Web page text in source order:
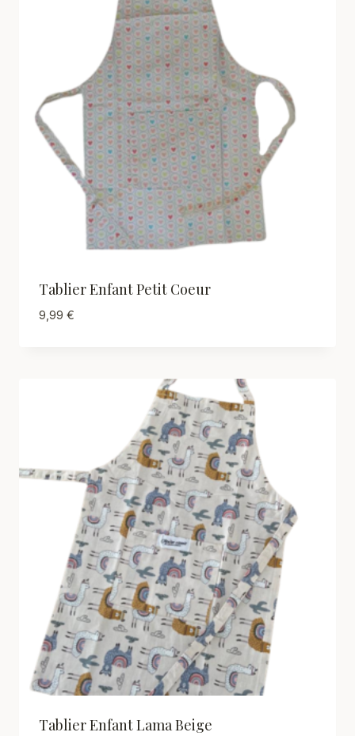
Tablier Enfant Petit Coeur
9,99 €
Tablier Enfant Lama Beige